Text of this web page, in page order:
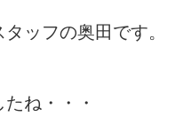
ッフの奥田です。
ね・・・